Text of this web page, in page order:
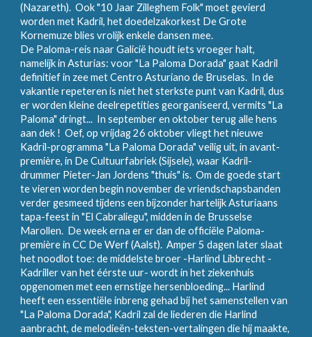
(Nazareth). Ook "10 Jaar Zilleghem Folk" moet gevierd
worden met Kadril, het doedelzakorkest De Grote
Kornemuze blies vrolijk enkele dansen mee.
De Paloma-reis naar Galicië houdt iets vroeger halt,
namelijk in Asturias: voor "La Paloma Dorada" gaat Kadril
definitief in zee met Centro Asturiano de Bruselas. In de
vakantie repeteren is niet het sterkste punt van Kadril, dus
er worden kleine deelrepetities georganiseerd, vermits "La
Paloma" dringt... In september en oktober terug alle hens
aan dek ! Oef, op vrijdag 26 oktober vliegt het nieuwe
Kadril-programma "La Paloma Dorada" veilig uit, in avant-
première, in De Cultuurfabriek (Sijsele), waar Kadril-
drummer Pieter-Jan Jordens "thuis" is. Om de goede start
te vieren worden begin november de vriendschapsbanden
verder gesmeed tijdens een bijzonder hartelijk Asturiaans
tapa-feest in "El Cabraliegu", midden in de Brusselse
Marollen. De week erna er er dan de officiële Paloma-
première in CC De Werf (Aalst). Amper 5 dagen later slaat
het noodlot toe: de middelste broer -Harlind Libbrecht -
Kadriller van het éérste uur- wordt in het ziekenhuis
opgenomen met een ernstige hersenbloeding... Harlind
heeft een essentiële inbreng gehad bij het samenstellen van
"La Paloma Dorada", Kadril zal de liederen die Harlind
aanbracht, de melodieën-teksten-vertalingen die hij maakte,